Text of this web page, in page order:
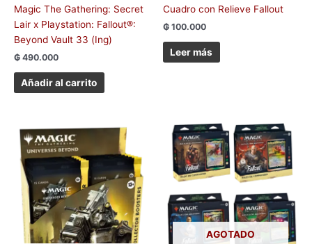
Magic The Gathering: Secret
Lair x Playstation: Fallout®:
Beyond Vault 33 (Ing)
₲ 490.000
Añadir al carrito
Cuadro con Relieve Fallout
₲ 100.000
Leer más
AGOTADO
Rango
de
precios:
desde
₲ 410.000
hasta
₲ 710.000
Este
tiene
Las